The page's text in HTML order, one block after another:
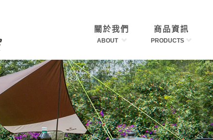
關於我們
ABOUT
商品資訊
PRODUCTS